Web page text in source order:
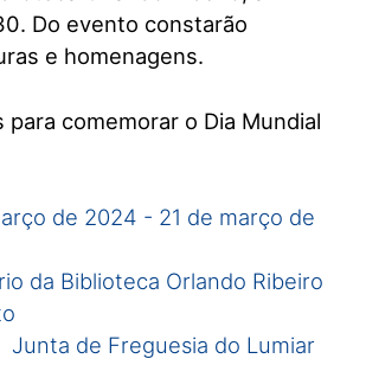
Do evento constarão
e homenagens.
comemorar o Dia Mundial
de 2024 - 21 de março de
da Biblioteca Orlando Ribeiro
Junta de Freguesia do Lumiar